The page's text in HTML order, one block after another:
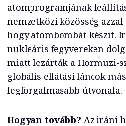
atomprogramjának
nemzetközi közösség
hogy atombombát készít.
nukleáris fegyvereken
miatt lezárták a Hormuzi-
globális ellátási láncok
legforgalmasabb útvonala.
Hogyan tovább? Az iráni